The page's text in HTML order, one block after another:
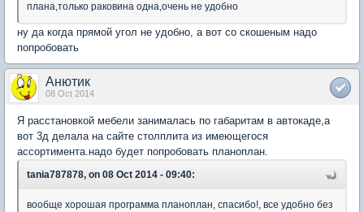
плана,только раковина одна,очень не удобно
ну да когда прямой угол не удобно, а вот со скошеным надо
попробовать
Анютик
08 Oct 2014
Я расстановкой мебели занималась по габаритам в автокаде,а
вот 3д делала на сайте столплита из имеющегося
ассортимента.надо будет попробовать планоплан.
tania787878, on 08 Oct 2014 - 09:40:
вообще хорошая программа планоплан, спасибо!, все удобно без